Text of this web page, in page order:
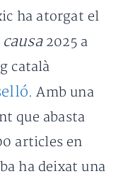
ha atorgat el
2025 a
català
. Amb una
que abasta
articles en
ha deixat una